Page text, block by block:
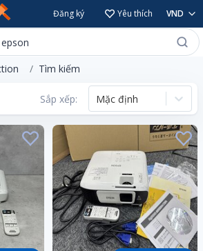
Đăng ký Yêu thích VND
Tìm kiếm
Sắp xếp: Mặc định